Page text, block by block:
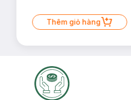
Thêm giỏ hàng